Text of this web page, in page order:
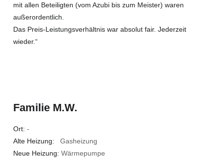
mit allen Beteiligten (vom Azubi bis zum Meister) waren
außerordentlich.
Das Preis-Leistungsverhältnis war absolut fair. Jederzeit
wieder.“
Familie M.W.
Ort: -
Alte Heizung: Gasheizung
Neue Heizung: Wärmepumpe